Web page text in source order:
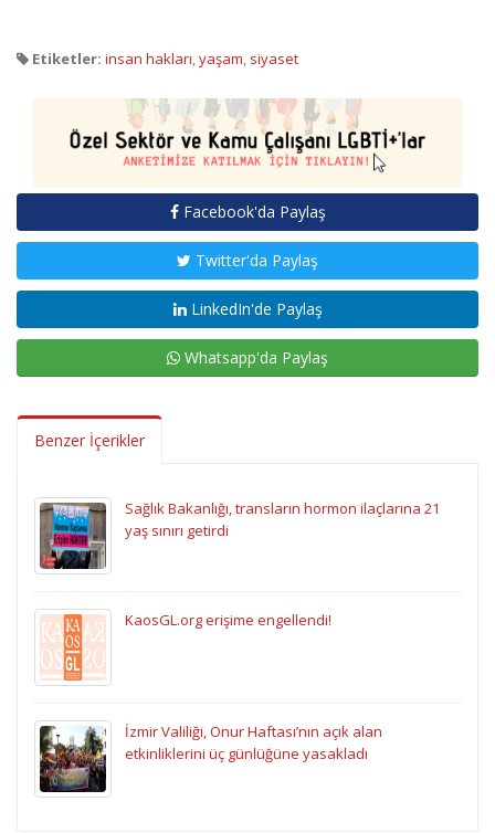
Etiketler: insan hakları,yaşam, siyaset
Facebook'da Paylaş
Twitter'da Paylaş
LinkedIn'de Paylaş
Whatsapp'da Paylaş
Benzer İçerikler
Sağlık Bakanlığı, transların hormon ilaçlarına 21
yaş sınırı getirdi
KaosGL.org erişime engellendi!
İzmir Valiliği, Onur Haftası’nın açık alan
etkinliklerini üç günlüğüne yasakladı